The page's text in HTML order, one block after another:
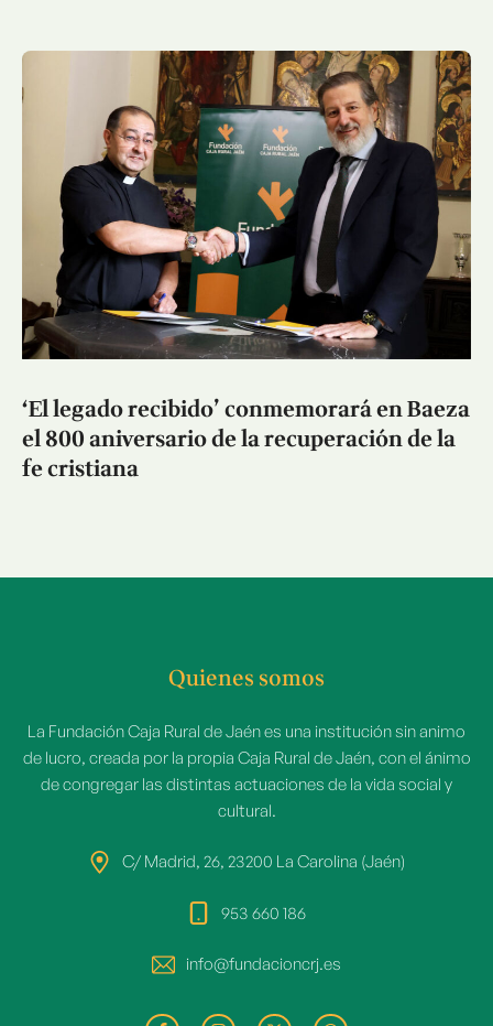
‘El legado recibido’ conmemorará en Baeza
el 800 aniversario de la recuperación de la
fe cristiana
Quienes somos
La Fundación Caja Rural de Jaén es una institución sin animo
de lucro, creada por la propia Caja Rural de Jaén, con el ánimo
de congregar las distintas actuaciones de la vida social y
cultural.
C/ Madrid, 26, 23200 La Carolina (Jaén)
953 660 186
info@fundacioncrj.es